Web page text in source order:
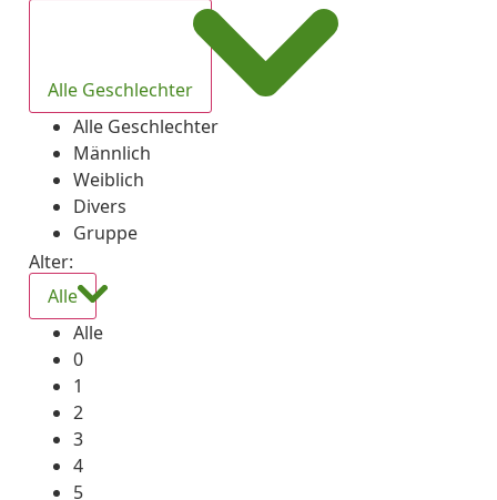
Alle Geschlechter
Alle Geschlechter
Männlich
Weiblich
Divers
Gruppe
Alter:
Alle
Alle
0
1
2
3
4
5